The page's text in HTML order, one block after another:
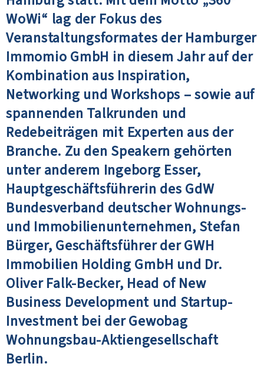
WoWi“ lag der Fokus des
Veranstaltungsformates der Hamburger
Immomio GmbH in diesem Jahr auf der
Kombination aus Inspiration,
Networking und Workshops – sowie auf
spannenden Talkrunden und
Redebeiträgen mit Experten aus der
Branche. Zu den Speakern gehörten
unter anderem Ingeborg Esser,
Hauptgeschäftsführerin des GdW
Bundesverband deutscher Wohnungs-
und Immobilienunternehmen, Stefan
Bürger, Geschäftsführer der GWH
Immobilien Holding GmbH und Dr.
Oliver Falk-Becker, Head of New
Business Development und Startup-
Investment bei der Gewobag
Wohnungsbau-Aktiengesellschaft
Berlin.